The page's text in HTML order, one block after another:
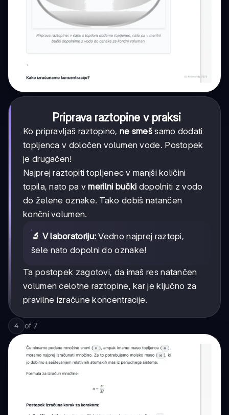
Priprava raztopine v praksi
Ko pripravljaš raztopino, ne smešsamo dodati
topljenca v določen volumen vode. Postopek
je drugačen!
Najprej raztopiti topljenec v manjši količini
topila, nato pa vmerilni bučki dopolniti z vodo
do želene oznake. Tako dobiš natančen
končni volumen.
🔬 V laboratoriju: Vedno najprej raztopi,
šele nato dopolni do oznake!
Ta postopek zagotovi, da imaš res natančen
volumen celotne raztopine, kar je ključno za
pravilne izračune koncentracije.
4 of 7